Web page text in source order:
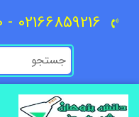
02166859216 - 66859220 - 09129618292